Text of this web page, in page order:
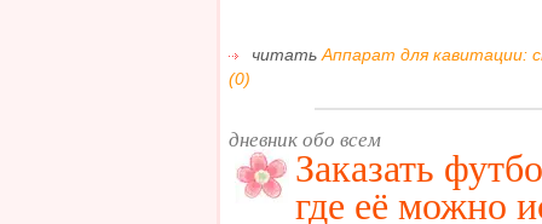
читать Аппарат для кавитации:
(0)
дневник обо всем
Заказать
где её можно